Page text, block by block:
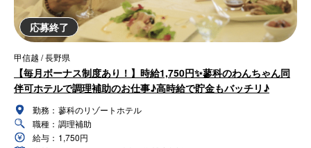
応募終了
甲信越 / 長野県
【毎月ボーナス制度あり！】時給1,750円✨蓼科のわんちゃん同
伴可ホテルで調理補助のお仕事♪高時給で貯金もバッチリ♪
勤務： 蓼科のリゾートホテル
職種： 調理補助
給与： 1,750円